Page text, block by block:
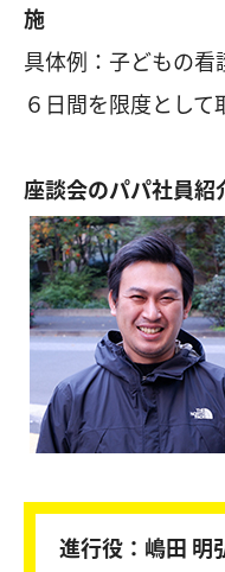
施
具体例：子どもの看
６日間を限度として
座談会のパパ社員紹
進行役：嶋田 明